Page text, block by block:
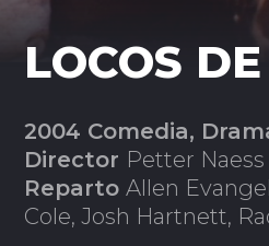
LOCOS
2004 Comedia,
Director Petter Naess
RepartoAllen
Cole, Josh Hartnett,